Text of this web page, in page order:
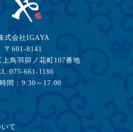
式会社IGAYA
〒601-8141
上鳥羽卯ノ花町107番地
661-1186
間：9:30～17:00
て